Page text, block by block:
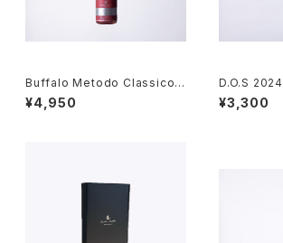
Buffalo Metodo Classico 2
023
¥4,950
D.O.S 2024
¥3,300